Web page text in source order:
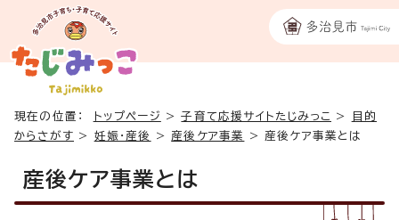
現在の位置： トップページ >子育て応援サイトたじみっこ >
目的
からさがす > 妊娠・産後 > 産後ケア事業 > 産後ケア事業とは
産後ケア事業とは